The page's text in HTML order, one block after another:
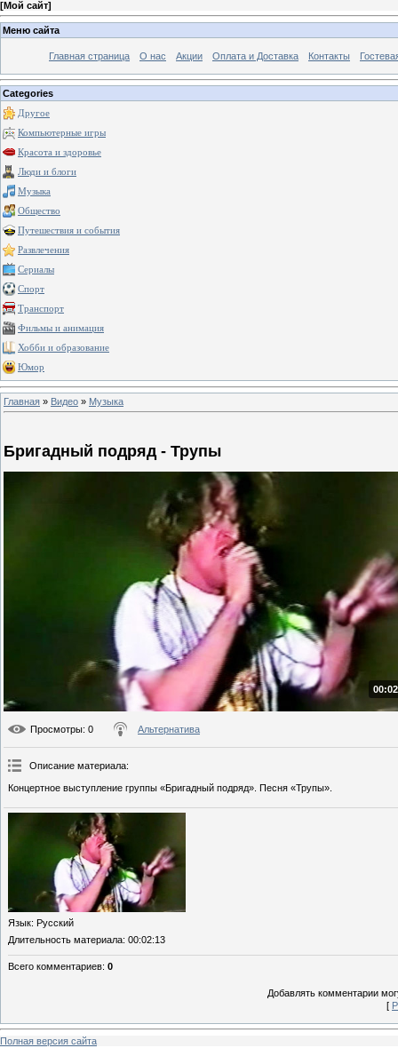
[Мой сайт]
Меню сайта
Главная страница О нас Акции Оплата и Доставка Контакты
Categories
Другое
Компьютерные игры
Красота и здоровье
Люди и блоги
Музыка
Общество
Путешествия и события
Развлечения
Сериалы
Спорт
Транспорт
Фильмы и анимация
Хобби и образование
Юмор
Главная » Видео » Музыка
Бригадный подряд - Трупы
Просмотры: 0 Альтернатива
Описание материала:
Концертное выступление группы «Бригадный подряд». Песня «Трупы».
Язык: Русский
Длительность материала: 00:02:13
Всего комментариев: 0
Добавлять комментарии
[
Полная версия сайта